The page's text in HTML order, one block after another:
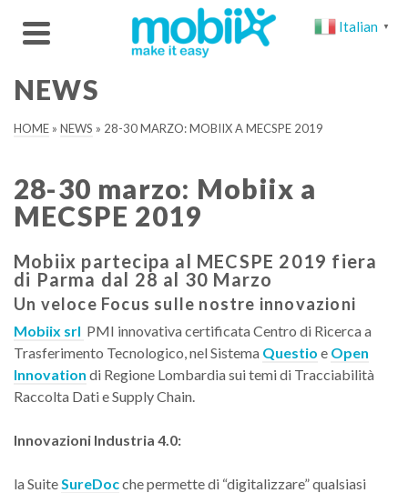
NEWS
HOME » NEWS » 28-30 MARZO: MOBIIX A MECSPE 2019
28-30 marzo: Mobiix a
MECSPE 2019
Mobiix partecipa al MECSPE 2019 fiera
di Parma dal 28 al 30 Marzo
Un veloce Focus sulle nostre innovazioni
Mobiix srl PMI innovativa certificata Centro di Ricerca a
Trasferimento Tecnologico, nel Sistema Questio e Open
Innovation di Regione Lombardia sui temi di Tracciabilità
Raccolta Dati e Supply Chain.
Innovazioni Industria 4.0:
la Suite SureDocche permette di “digitalizzare” qualsiasi
Italian ▼